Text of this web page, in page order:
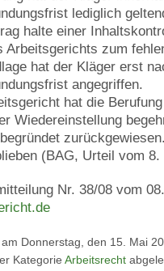
lediglich
halte einer
Arbeitsgerichts zum
hat der Kläger erst
angegriffen.
hat die
Wiedereinstellung
(BAG, Urteil vom
Nr. 38/08 vom
Donnerstag, den 15. Mai
Kategorie Arbeitsrecht